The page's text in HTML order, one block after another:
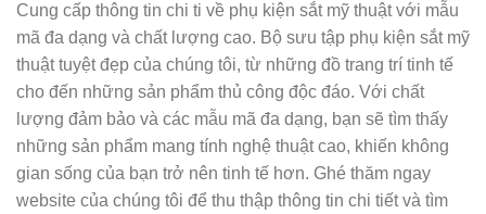
Cung cấp thông tin chi ti về phụ kiện sắt mỹ thuật với mẫu
mã đa dạng và chất lượng cao. Bộ sưu tập phụ kiện sắt mỹ
thuật tuyệt đẹp của chúng tôi, từ những đồ trang trí tinh tế
cho đến những sản phẩm thủ công độc đáo. Với chất
lượng đảm bảo và các mẫu mã đa dạng, bạn sẽ tìm thấy
những sản phẩm mang tính nghệ thuật cao, khiến không
gian sống của bạn trở nên tinh tế hơn. Ghé thăm ngay
website của chúng tôi để thu thập thông tin chi tiết và tìm